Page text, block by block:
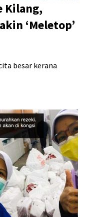
Kilang,
‘Meletop’
besar kerana